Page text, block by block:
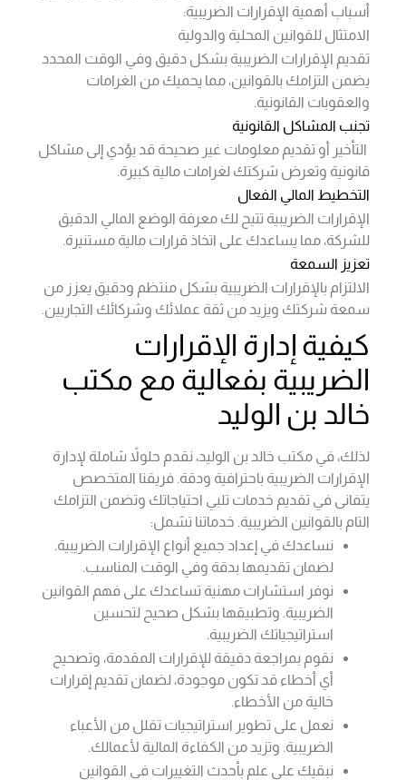
أسباب أهمية الإقرارات الضريبية:
الامتثال للقوانين المحلية والدولية
تقديم الإقرارات الضريبية بشكل دقيق وفي الوقت المحدد
يضمن التزامك بالقوانين، مما يحميك من الغرامات
والعقوبات القانونية.
تجنب المشاكل القانونية
التأخير أو تقديم معلومات غير صحيحة قد يؤدي إلى مشاكل
قانونية وتعرض شركتك لغرامات مالية كبيرة.
التخطيط المالي الفعال
الإقرارات الضريبية تتيح لك معرفة الوضع المالي الدقيق
للشركة، مما يساعدك على اتخاذ قرارات مالية مستنيرة.
تعزيز السمعة
الالتزام بالإقرارات الضريبية بشكل منتظم ودقيق يعزز من
سمعة شركتك ويزيد من ثقة عملائك وشركائك التجاريين.
كيفية إدارة الإقرارات
الضريبية بفعالية مع مكتب
خالد بن الوليد
لذلك، في مكتب خالد بن الوليد، نقدم حلولاً شاملة لإدارة
الإقرارات الضريبية باحترافية ودقة. فريقنا المتخصص
يتفانى في تقديم خدمات تلبي احتياجاتك وتضمن التزامك
التام بالقوانين الضريبية. خدماتنا تشمل:
نساعدك في إعداد جميع أنواع الإقرارات الضريبية.
لضمان تقديمها بدقة وفي الوقت المناسب.
نوفر استشارات مهنية تساعدك على فهم القوانين
الضريبية. وتطبيقها بشكل صحيح لتحسين
استراتيجياتك الضريبية.
نقوم بمراجعة دقيقة للإقرارات المقدمة، وتصحيح
أي أخطاء قد تكون موجودة، لضمان تقديم إقرارات
خالية من الأخطاء.
نعمل على تطوير استراتيجيات تقلل من الأعباء
الضريبية. وتزيد من الكفاءة المالية لأعمالك.
نبقيك على علم بأحدث التغييرات في القوانين